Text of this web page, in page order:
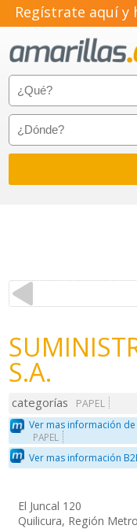
Regístrate aquí y
S.A.
categorías
PAPEL
Ver mas información
PAPEL
Ver mas información
El Juncal 120
Quilicura, Región